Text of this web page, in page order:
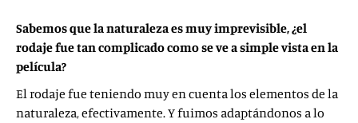
Sabemos que la naturaleza es muy imprevisible, ¿el
rodaje fue tan complicado como se ve a simple vista en la
película?
El rodaje fue teniendo muy en cuenta los elementos de la
naturaleza, efectivamente. Y fuimos adaptándonos a lo